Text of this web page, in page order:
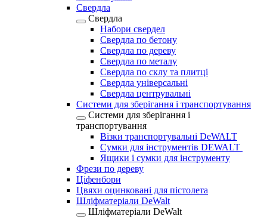
Свердла
Свердла
Набори свердел
Свердла по бетону
Свердла по дереву
Свердла по металу
Свердла по склу та плитці
Свердла універсальні
Свердла центрувальні
Системи для зберігання і транспортування
Системи для зберігання і
транспортування
Візки транспортувальні DeWALT
Сумки для інструментів DEWALT
Ящики і сумки для інструменту
Фрези по дереву
Ціфенбори
Цвяхи оцинковані для пістолета
Шліфматеріали DeWalt
Шліфматеріали DeWalt